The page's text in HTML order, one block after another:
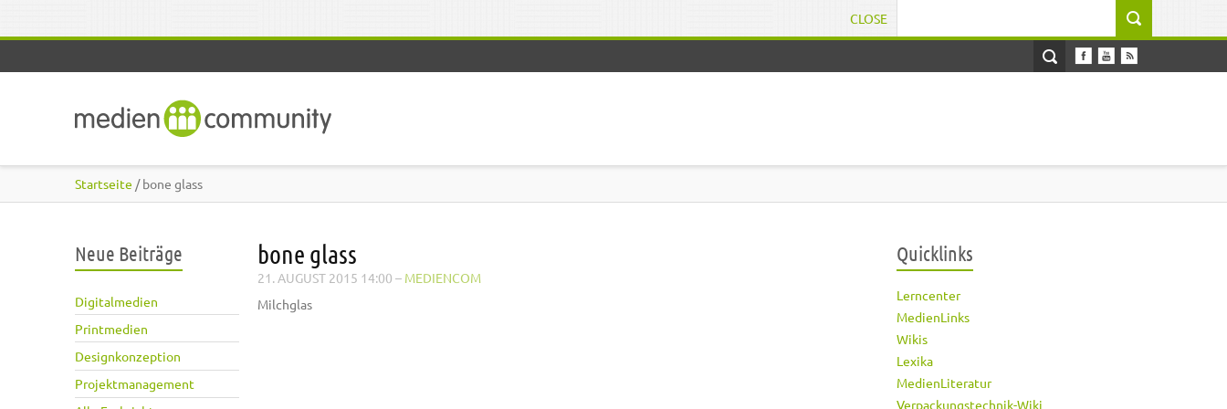
CLOSE
Startseite / bone glass
Neue Beiträge
Digitalmedien
Printmedien
Designkonzeption
Projektmanagement
bone glass
21. AUGUST 2015 14:00 – MEDIENCOM
Milchglas
Quicklinks
Lerncenter
MedienLinks
Wikis
Lexika
MedienLiteratur
Verpackungstechnik-Wiki